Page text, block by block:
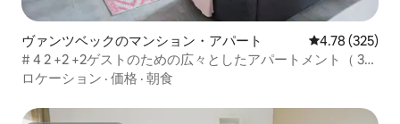
ヴァンツベックのマンション・アパート レビュー325
4.78 (325)
# 4 2 +2 +2ゲストのための広々としたアパートメント（ 3部
屋！ ）
ロケーション · 価格 · 朝食